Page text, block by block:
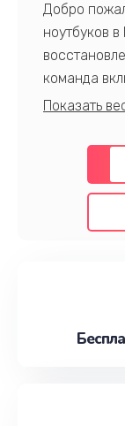
Добро
ноутбуков
команда
также
наилучшим